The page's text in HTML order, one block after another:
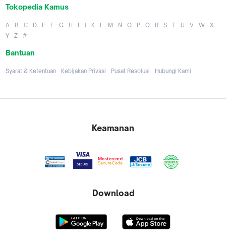
Tokopedia Kamus
A B C D E F G H J K L M N O P Q R S T U V W
X
Y
Z #
Bantuan
Syarat & Ketentuan Kebijakan Privasi Pusat Resolusi Hubungi Kami
Keamanan
Download